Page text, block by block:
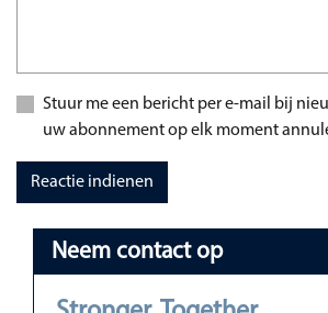
Stuur me een bericht per e-mail bij
uw abonnement op elk moment
Reactie indienen
Neem contact op